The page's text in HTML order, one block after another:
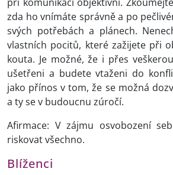
zda ho vnímáte správně a po
svých potřebách a plánech.
vlastních pocitů, které zažijete při
kouta. Je možné, že i přes
ušetřeni a budete vtaženi do
jako přínos v tom, že se možná
a ty se v budoucnu zúročí.
Afirmace: V zájmu osvobození
riskovat všechno.
Blíženci